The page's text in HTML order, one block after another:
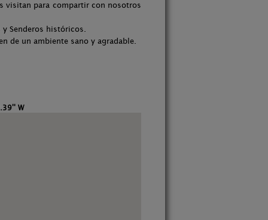
visitan para compartir con nosotros
Senderos históricos.
de un ambiente sano y agradable.
W